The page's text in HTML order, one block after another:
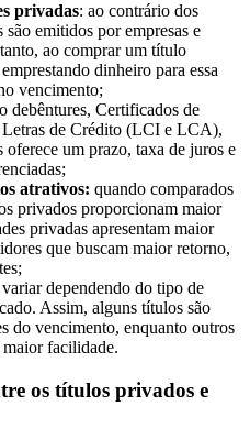
privadas: ao contrário dos
emitidos por empresas e
ao comprar um título
dinheiro para essa
vencimento;
debêntures, Certificados de
de Crédito (LCI e LCA),
oferece um prazo, taxa de juros e
atrativos: quando comparados
privados proporcionam maior
privadas apresentam maior
que buscam maior retorno,
dependendo do tipo de
Assim, alguns títulos são
do vencimento, enquanto outros
facilidade.
os títulos privados e